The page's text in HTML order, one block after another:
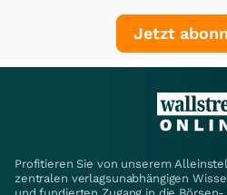
Jetzt
Profitieren Sie von unserem
zentralen verlagsunabhängigen